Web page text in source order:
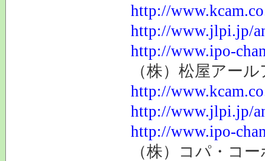
http://
http://www.jlpi.jp/
http://www.ipo-
（株）松屋アー
http://
http://www.jlpi.jp/
http://www.ipo-
（株）コパ・コ